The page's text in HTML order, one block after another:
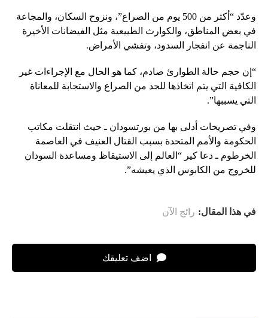
وعدّد “أكثر من 500 يوم من الصراع”، ونزوح السكان، والمجاعة
في بعض المناطق، والكوارث الطبيعية مثل الفيضانات الأخيرة
الناجمة عن انفجار السدود، وتفشي الأمراض.
“إن حجم حالة الطوارئ صادم، كما هو الحال مع الإجراءات غير
الكافية التي يتم اتخاذها للحد من الصراع والاستجابة للمعاناة
التي يسببها”.
وفي تصريحات أدلى بها من بورتسودان ـ حيث انتقلت مكاتب
الحكومة والأمم المتحدة بسبب القتال العنيف في العاصمة
الخرطوم ـ دعا كير “العالم إلى الاستيقاظ ومساعدة السودان
للخروج من الكابوس الذي يعيشه”.
في هذا المقال: رائج الآن
اضف تعليقك